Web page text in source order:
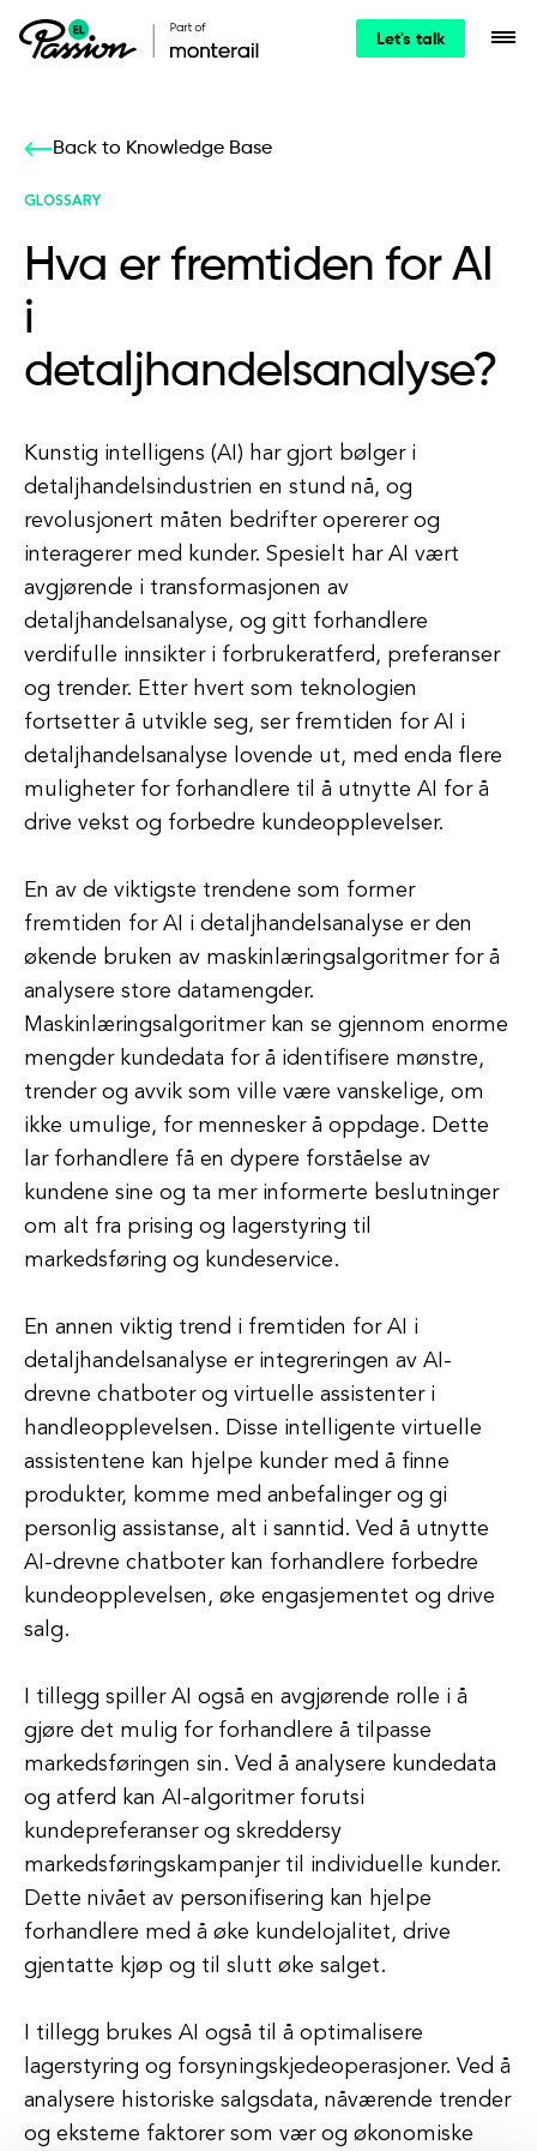
Let's talk
Back to Knowledge Base
GLOSSARY
Hva er fremtiden for AI
i
detaljhandelsanalyse?
Kunstig intelligens (AI) har gjort bølger i
detaljhandelsindustrien en stund nå, og
revolusjonert måten bedrifter opererer og
interagerer med kunder. Spesielt har AI vært
avgjørende i transformasjonen av
detaljhandelsanalyse, og gitt forhandlere
verdifulle innsikter i forbrukeratferd, preferanser
og trender. Etter hvert som teknologien
fortsetter å utvikle seg, ser fremtiden for AI i
detaljhandelsanalyse lovende ut, med enda flere
muligheter for forhandlere til å utnytte AI for å
drive vekst og forbedre kundeopplevelser.
En av de viktigste trendene som former
fremtiden for AI i detaljhandelsanalyse er den
økende bruken av maskinlæringsalgoritmer for å
analysere store datamengder.
Maskinlæringsalgoritmer kan se gjennom enorme
mengder kundedata for å identifisere mønstre,
trender og avvik som ville være vanskelige, om
ikke umulige, for mennesker å oppdage. Dette
lar forhandlere få en dypere forståelse av
kundene sine og ta mer informerte beslutninger
om alt fra prising og lagerstyring til
markedsføring og kundeservice.
En annen viktig trend i fremtiden for AI i
detaljhandelsanalyse er integreringen av AI-
drevne chatboter og virtuelle assistenter i
handleopplevelsen. Disse intelligente virtuelle
assistentene kan hjelpe kunder med å finne
produkter, komme med anbefalinger og gi
personlig assistanse, alt i sanntid. Ved å utnytte
AI-drevne chatboter kan forhandlere forbedre
kundeopplevelsen, øke engasjementet og drive
salg.
I tillegg spiller AI også en avgjørende rolle i å
gjøre det mulig for forhandlere å tilpasse
markedsføringen sin. Ved å analysere kundedata
og atferd kan AI-algoritmer forutsi
kundepreferanser og skreddersy
markedsføringskampanjer til individuelle kunder.
Dette nivået av personifisering kan hjelpe
forhandlere med å øke kundelojalitet, drive
gjentatte kjøp og til slutt øke salget.
I tillegg brukes AI også til å optimalisere
lagerstyring og forsyningskjedeoperasjoner. Ved å
analysere historiske salgsdata, nåværende trender
og eksterne faktorer som vær og økonomiske